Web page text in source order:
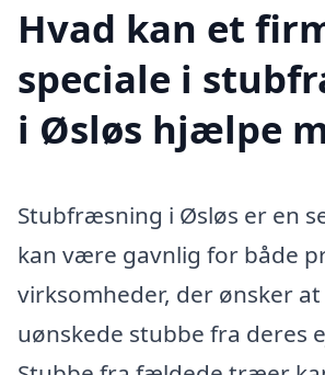
Hvad kan et
speciale i
i Øsløs hjælpe
Stubfræsning i Øsløs er en
kan være gavnlig for både
virksomheder, der ønsker
uønskede stubbe fra deres